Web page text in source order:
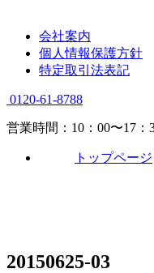
会社案内
個人情報保護方針
特定取引法表記
0120-61-8788
営業時間：10：00〜17：
トップページ
20150625-03